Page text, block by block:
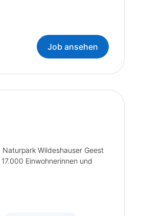
Job ansehen
Wildeshauser Geest
Einwohnerinnen und